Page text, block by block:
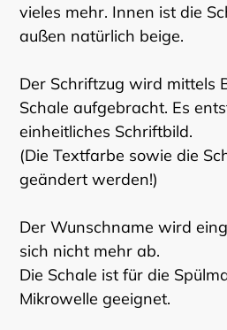
vieles mehr. Innen ist die
außen natürlich beige.
Der Schriftzug wird mittels
Schale aufgebracht. Es
einheitliches Schriftbild.
(Die Textfarbe sowie die
geändert werden!)
Der Wunschname wird
sich nicht mehr ab.
Die Schale ist für die
Mikrowelle geeignet.